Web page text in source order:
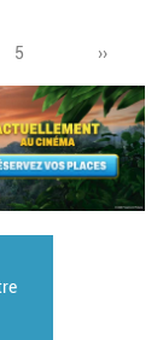
Page
5
Page
››